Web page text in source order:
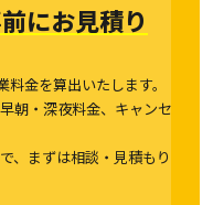
にお見積り
金を算出いたします。
朝・深夜料金、キャンセ
、まずは相談・見積もり